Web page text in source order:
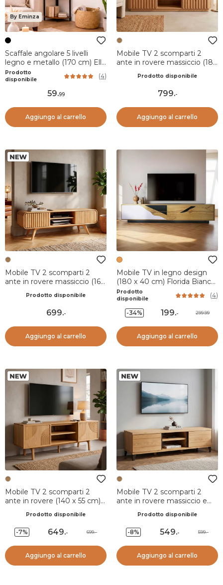
By Eminza
Scaffale angolare 5 livelli
legno e metallo (170 cm) Elli
Nero
Prodotto
disponibile
(4)
59.99
Aggiungo al carrello
Mobile TV 2 scomparti 2
ante in rovere massiccio (180
Prodotto disponibile
799.-
Aggiungo al carrello
Mobile TV 2 scomparti 2
ante in rovere massiccio (165
Prodotto disponibile
699.-
Aggiungo al carrello
Mobile TV in legno design
(180 x 40 cm) Florida Bianco,
nero e naturale
Prodotto
disponibile
(4)
-34% 199.- 299.99
Aggiungo al carrello
Mobile TV 2 scomparti 2
ante in rovere (140 x 55 cm)
Prodotto disponibile
-7% 649.- 699.-
Aggiungo al carrello
Mobile TV 2 scomparti 2
ante in rovere massiccio e
NaturaleProdotto disponibile
-8% 549.- 599.-
Aggiungo al carrello